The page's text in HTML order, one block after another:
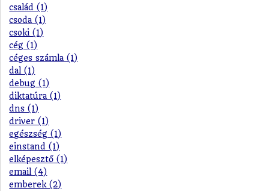
család (1)
csoda (1)
csoki (1)
cég (1)
céges számla (1)
dal (1)
debug (1)
diktatúra (1)
dns (1)
driver (1)
egészség (1)
einstand (1)
elképesztő (1)
email (4)
emberek (2)